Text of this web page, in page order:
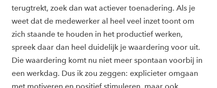
terugtrekt, zoek dan wat actiever toenadering. Als je
weet dat de medewerker al heel veel inzet toont om
zich staande te houden in het productief werken,
spreek daar dan heel duidelijk je waardering voor uit.
Die waardering komt nu niet meer spontaan voorbij in
een werkdag. Dus ik zou zeggen: explicieter omgaan